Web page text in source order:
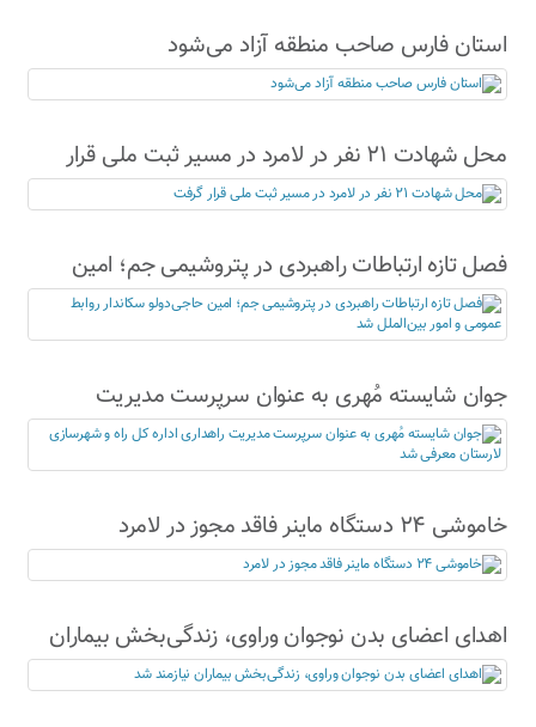
استان فارس صاحب منطقه آزاد می‌شود
محل شهادت ۲۱ نفر در لامرد در مسیر ثبت ملی قرار
گرفت
فصل تازه ارتباطات راهبردی در پتروشیمی جم؛ امین
حاجی‌دولو سکاندار روابط عمومی و امور بین‌الملل شد
جوان شایسته مُهری به عنوان سرپرست مدیریت
راهداری اداره کل راه و شهرسازی لارستان معرفی شد
خاموشی ۲۴ دستگاه ماینر فاقد مجوز در لامرد
اهدای اعضای بدن نوجوان وراوی، زندگی‌بخش بیماران
نیازمند شد